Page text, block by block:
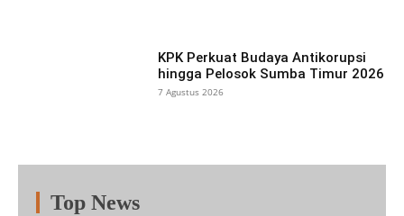
KPK Perkuat Budaya Antikorupsi
hingga Pelosok Sumba Timur 2026
7 Agustus 2026
Top News